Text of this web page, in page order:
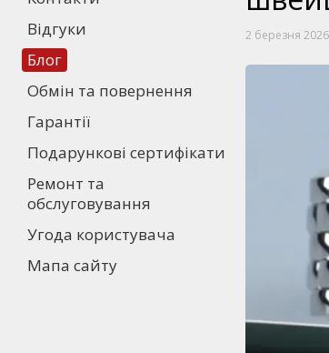
2 березня 2026
Відгуки
Блог
Обмін та повернення
Гарантії
Подарункові сертифікати
Ремонт та
обслуговування
Угода користувача
Мапа сайту